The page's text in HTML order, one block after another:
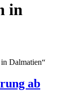
in
Dalmatien“
ab